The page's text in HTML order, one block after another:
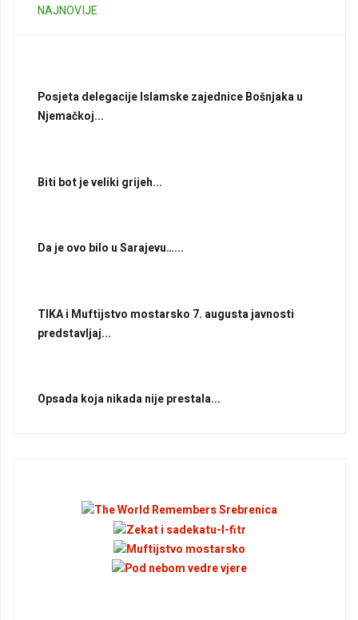
NAJNOVIJE
Posjeta delegacije Islamske zajednice Bošnjaka u
Njemačkoj...
Biti bot je veliki grijeh...
Da je ovo bilo u Sarajevu…...
TIKA i Muftijstvo mostarsko 7. augusta javnosti
predstavljaj...
Opsada koja nikada nije prestala...